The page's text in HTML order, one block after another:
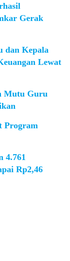
Gerak
dan Kepala
Lewat
Mutu Guru
Program
4.761
Rp2,46